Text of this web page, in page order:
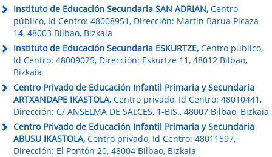
Instituto de Educación Secundaria SAN ADRIAN, Centro
público, Id Centro: 48008951, Dirección: Martín Barua Picaza
14, 48003 Bilbao, Bizkaia
Instituto de Educación Secundaria ESKURTZE, Centro público,
Id Centro: 48009025, Dirección: Eskurtze 11, 48012 Bilbao,
Bizkaia
Centro Privado de Educación Infantil Primaria y Secundaria
ARTXANDAPE IKASTOLA, Centro privado, Id Centro: 48010441,
Dirección: C/ ANSELMA DE SALCES, 1-BIS., 48007 Bilbao, Bizkaia
Centro Privado de Educación Infantil Primaria y Secundaria
ABUSU IKASTOLA, Centro privado, Id Centro: 48011597,
Dirección: El Pontón 20, 48004 Bilbao, Bizkaia